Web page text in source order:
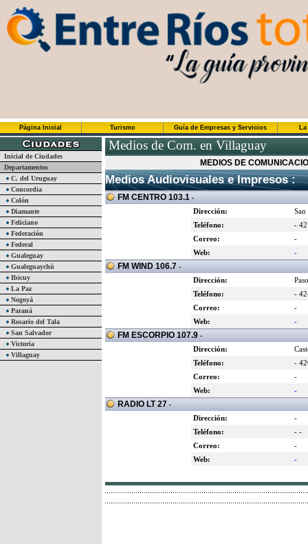
Página Inicial Turismo Guía de Empresas y Servicios
Inicial de Ciudades
Departamentos
C. del Uruguay
Concordia
Colón
Diamante
Feliciano
Federación
Federal
Gualeguay
Gualeguaychú
Ibicuy
La Paz
Nogoyá
Paraná
Rosario del Tala
San Salvador
Victoria
Villaguay
Medios de Com. en Villaguay
MEDIOS DE
Medios Audiovisuales e Impresos :
FM CENTRO 103.1 -
Dirección:
Teléfono:
-
Correo:
-
Web:
-
FM WIND 106.7 -
Dirección:
Teléfono:
-
Correo:
-
Web:
-
FM ESCORPIO 107.9 -
Dirección:
Teléfono:
-
Correo:
-
Web:
-
RADIO LT 27 -
Dirección:
-
Teléfono:
- -
Correo:
-
Web:
-